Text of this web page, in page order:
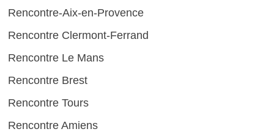
Rencontre-Aix-en-Provence
Rencontre Clermont-Ferrand
Rencontre Le Mans
Rencontre Brest
Rencontre Tours
Rencontre Amiens